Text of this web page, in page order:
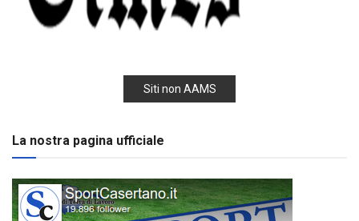
Siti non AAMS
La nostra pagina ufficiale